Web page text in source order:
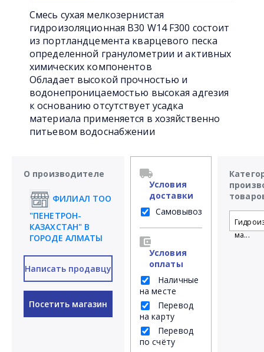
Смесь сухая мелкозернистая
гидроизоляционная B30 W14 F300 состоит
из портландцемента кварцевого песка
определенной гранулометрии и активных
химических компонентов
Обладает высокой прочностью и
водонепроницаемостью высокая адгезия
к основанию отсутствует усадка
материала применяется в хозяйственно
питьевом водоснабжении
О производителе
ФИЛИАЛ ТОО
"ПЕНЕТРОН-
КАЗАХСТАН" В
ГОРОДЕ АЛМАТЫ
Написать продавцу
Посетить магазин
Условия
доставки
Самовывоз
Условия
оплаты
Наличные
на месте
Перевод
на карту
Перевод
по счёту
ма...